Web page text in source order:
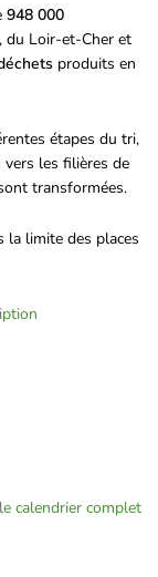
948 000
du Loir-et-Cher et
produits en
étapes du tri,
vers les filières de
transformées.
la limite des places
calendrier complet